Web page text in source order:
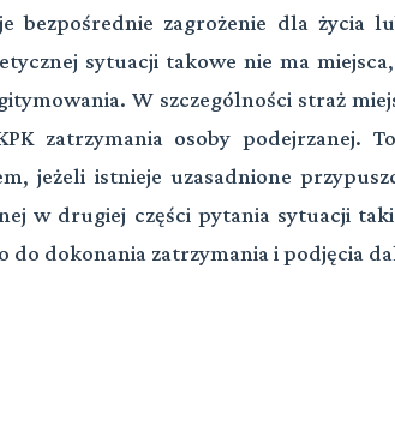
bezpośrednie zagrożenie dla życia
sytuacji takowe nie ma
W szczególności straż
zatrzymania osoby podejrzanej.
jeżeli istnieje uzasadnione
w drugiej części pytania sytuacji
do dokonania zatrzymania i podjęcia